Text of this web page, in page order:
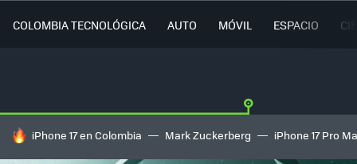
COLOMBIA TECNOLÓGICA AUTO MÓVIL ESPACIO
HOY SE HABLA DE
iPhone 17 en Colombia Mark Zuckerberg iPhone 17 Pro